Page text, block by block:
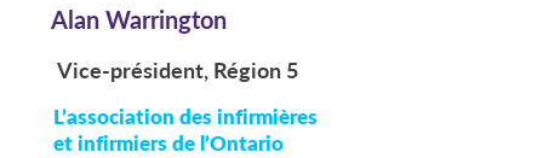
Alan Warrington
Vice-président, Région 5
L’association des infirmières
et infirmiers de l’Ontario